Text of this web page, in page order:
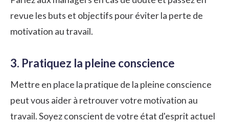
revue les buts et objectifs pour éviter la perte de
motivation au travail.
3. Pratiquez la pleine conscience
Mettre en place la pratique de la pleine conscience
peut vous aider à retrouver votre motivation au
travail. Soyez conscient de votre état d'esprit actuel